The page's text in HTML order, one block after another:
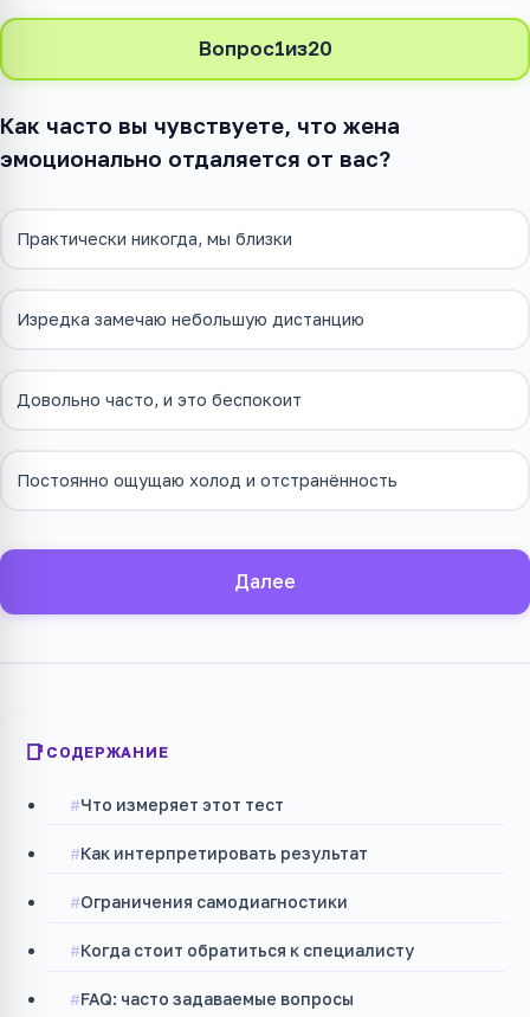
Вопрос1из20
Как часто вы чувствуете, что жена
эмоционально отдаляется от вас?
Практически никогда, мы близки
Изредка замечаю небольшую дистанцию
Довольно часто, и это беспокоит
Постоянно ощущаю холод и отстранённость
Далее
СОДЕРЖАНИЕ
Что измеряет этот тест
Как интерпретировать результат
Ограничения самодиагностики
Когда стоит обратиться к специалисту
FAQ: часто задаваемые вопросы